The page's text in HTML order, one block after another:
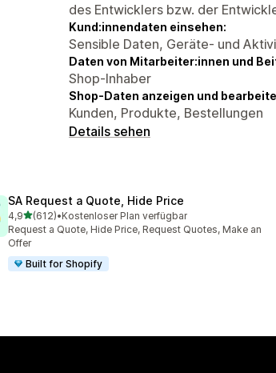
des Entwicklers bzw. der
Kund:innendaten einsehen:
Sensible Daten, Geräte- und
Daten von Mitarbeiter:innen und
Shop-Inhaber
Shop-Daten anzeigen und
Kunden, Produkte, Bestellungen
Details sehen
SA Request a Quote, Hide Price
4,9von 5 Sternen
(612)
612 Rezensionen insgesamt
•Kostenloser Plan verfügbar
Request a Quote, Hide Price, Request Quotes, Make an
Offer
Built for Shopify